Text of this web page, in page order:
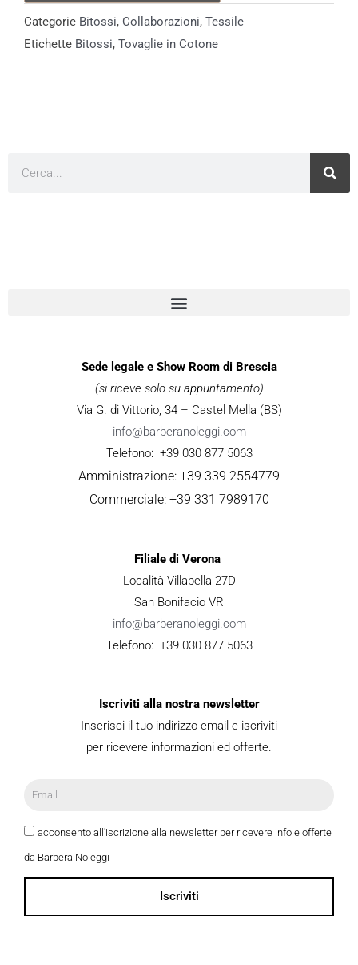
Categorie Bitossi, Collaborazioni, Tessile
Etichette Bitossi, Tovaglie in Cotone
Cerca
Sede legale e Show Room di Brescia
(si riceve solo su appuntamento)
Via G. di Vittorio, 34 – Castel Mella (BS)
info@barberanoleggi.com
Telefono: +39 030 877 5063
Amministrazione: +39 339 2554779
Commerciale: +39 331 7989170
Filiale di Verona
Località Villabella 27D
San Bonifacio VR
info@barberanoleggi.com
Telefono: +39 030 877 5063
Iscriviti alla nostra newsletter
Inserisci il tuo indirizzo email e iscriviti
per ricevere informazioni ed offerte.
acconsento all'iscrizione alla newsletter per ricevere info e offerte
da Barbera Noleggi
Iscriviti